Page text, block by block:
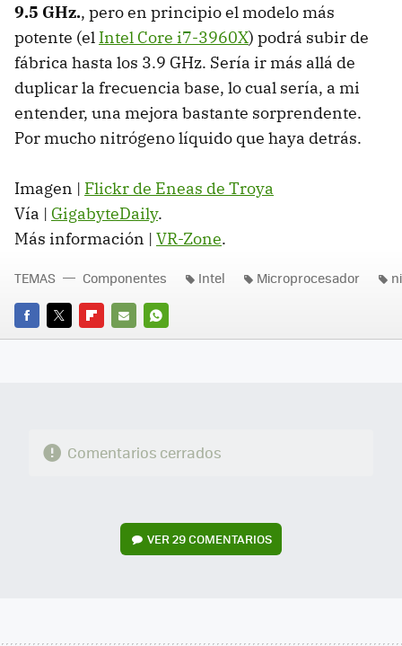
9.5 GHz., pero en principio el modelo más
potente (el Intel Core i7-3960X) podrá subir de
fábrica hasta los 3.9 GHz. Sería ir más allá de
duplicar la frecuencia base, lo cual sería, a mi
entender, una mejora bastante sorprendente.
Por mucho nitrógeno líquido que haya detrás.
Imagen | Flickr de Eneas de Troya
Vía | GigabyteDaily.
Más información | VR-Zone.
FACEBOOK
TWITTERFLIPBOARD
E-
WHATSAPP
TEMAS Componentes Intel Microprocesador
Comentarios cerrados
VER29 COMENTARIOS